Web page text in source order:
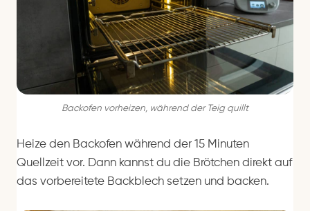
Backofen vorheizen, während der Teig quillt
Heize den Backofen während der 15 Minuten
Quellzeit vor. Dann kannst du die Brötchen direkt auf
das vorbereitete Backblech setzen und backen.